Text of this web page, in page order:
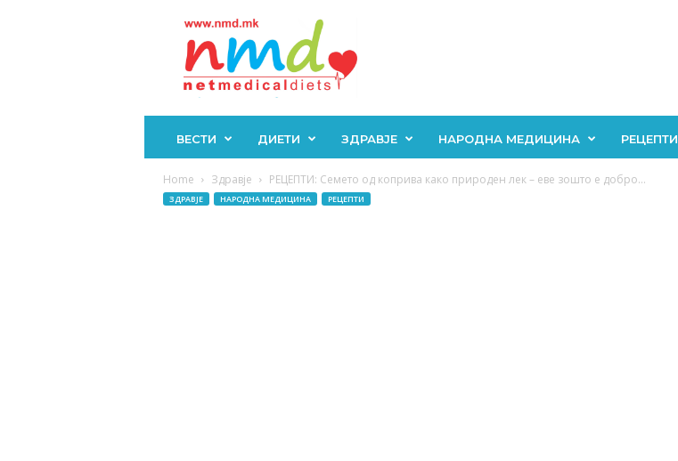
ВЕСТИ ДИЕТИ ЗДРАВЈЕ НАРОДНА МЕДИЦИНА РЕЦЕПТИ
Home Здравје РЕЦЕПТИ: Семето од коприва како природен лек – еве зошто е добро...
ЗДРАВЈЕ НАРОДНА МЕДИЦИНА РЕЦЕПТИ